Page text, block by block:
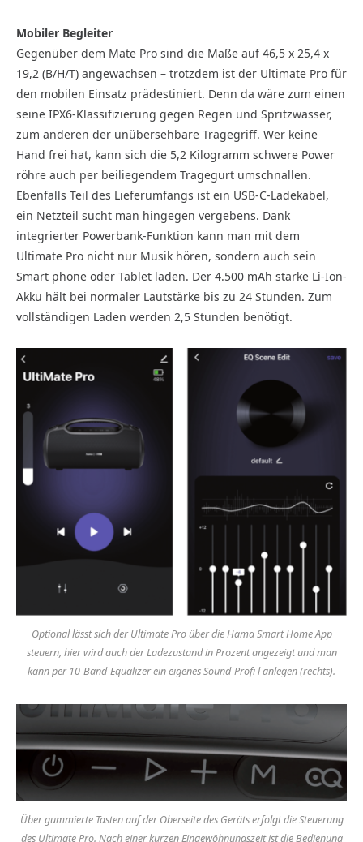
Mobiler Begleiter
Gegenüber dem Mate Pro sind die Maße auf 46,5 x 25,4 x
19,2 (B/H/T) angewachsen – trotzdem ist der Ultimate Pro für
den mobilen Einsatz prädestiniert. Denn da wäre zum einen
seine IPX6-Klassifizierung gegen Regen und Spritzwasser,
zum anderen der unübersehbare Tragegriff. Wer keine
Hand frei hat, kann sich die 5,2 Kilogramm schwere Power
röhre auch per beiliegendem Tragegurt umschnallen.
Ebenfalls Teil des Lieferumfangs ist ein USB-C-Ladekabel,
ein Netzteil sucht man hingegen vergebens. Dank
integrierter Powerbank-Funktion kann man mit dem
Ultimate Pro nicht nur Musik hören, sondern auch sein
Smart phone oder Tablet laden. Der 4.500 mAh starke Li-Ion-
Akku hält bei normaler Lautstärke bis zu 24 Stunden. Zum
vollständigen Laden werden 2,5 Stunden benötigt.
Optional lässt sich der Ultimate Pro über die Hama Smart Home App
steuern, hier wird auch der Ladezustand in Prozent angezeigt und man
kann per 10-Band-Equalizer ein eigenes Sound-Profi l anlegen (rechts).
Über gummierte Tasten auf der Oberseite des Geräts erfolgt die Steuerung
des Ultimate Pro. Nach einer kurzen Eingewöhnungszeit ist die Bedienung